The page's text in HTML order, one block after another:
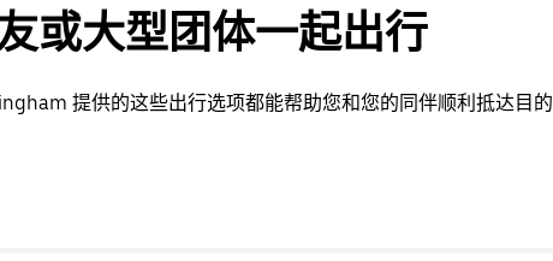
或大型团体一起出行
提供的这些出行选项都能帮助您和您的同伴顺利抵达目的